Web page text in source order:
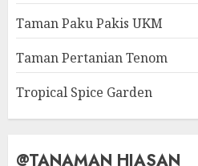
Taman Paku Pakis UKM
Taman Pertanian Tenom
Tropical Spice Garden
@TANAMAN HIASAN